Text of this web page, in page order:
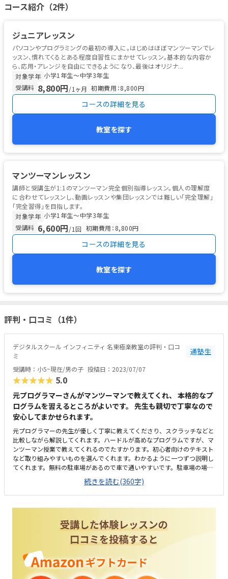
コース紹介（2件）
ジュニアレッスン
パソコンやプログラミングの最初の導入に。はじめはほぼマンツーマンでレ
ッスン、慣れてくるとある程度自習性にまかせてレッスン。基本的な内容か
ら、応用・アレンジを自由にできるようになり、最後はオリジナ...
対象学年 小学1年生〜中学3年生
受講料 8,800円/1ヶ月 初期費用：8,800円
コースの詳細を見る
教室を探す
マンツーマンレッスン
講師と受講生が1:1のマンツーマン完全個別指導レッスン。個人の理解度
に合わせてレッスンし、動画レッスンや集団レッスンでは難しい「完全理解」
「完全習得」を目指します。
対象学年 小学1年生〜中学3年生
受講料 6,600円/1回 初期費用：8,800円
コースの詳細を見る
教室を探す
評判・口コミ（1件）
デジタルスクール インフィニティ 名東極楽教室の評判・口コ
ミ
通塾生
受講時：小5~現在/男の子 投稿日：2023/07/07
★★★★★ 5.0
元プログラマーさんがマンツーマンで教えてくれ、 本格的なプ
ログラムを習えるところがよいです。 先生も親切で丁寧なので
安心してまかせられます。
元プログラマーの先生が優しく丁寧に教えてくださり、スクラッチなどと
比較しながら解説してくれます。ハードルが高めなプログラムですが、マ
ンツーマン授業で教えてくれるのでたすかります。初心者向けのテキスト
など取り組みやすいものを選んでくれます。わかるように一つずつ説明し
てくれます。無料の駐車場があるので車で通いやすいです。駐車場の場所
を体験のときに説明してくれます。車で送り迎えができない場合もバス停
が近くにあるので、バスでも通うことができると思います。いくつかの部
屋があり、マンツーマンで取り組むときも他が気にならないです。はじめ
くれたり、分かりやすい表現を使ってくれます。特にありません。
続きを読む(360字)